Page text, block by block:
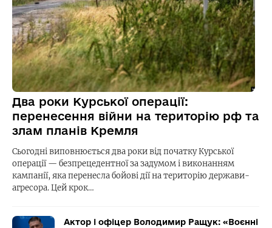
Два роки Курської операції:
перенесення війни на територію рф та
злам планів Кремля
Сьогодні виповнюється два роки від початку Курської
операції — безпрецедентної за задумом і виконанням
кампанії, яка перенесла бойові дії на територію держави-
агресора. Цей крок…
Актор і офіцер Володимир Ращук: «Воєнні